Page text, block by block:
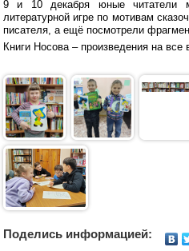
9 и 10 декабря юные читатели
литературной игре по мотивам
писателя, а ещё посмотрели
Книги Носова – произведения на
Поделись информацией: